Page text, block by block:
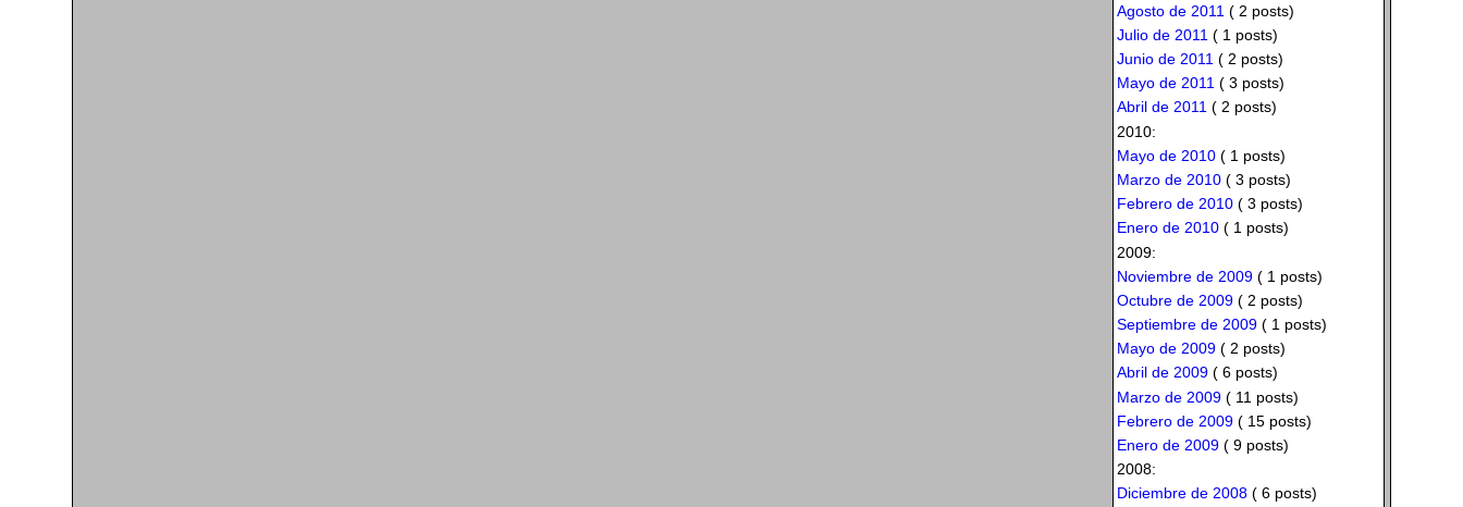
Agosto de 2011 ( 2 posts)
Julio de 2011 ( 1 posts)
Junio de 2011 ( 2 posts)
Mayo de 2011 ( 3 posts)
Abril de 2011( 2 posts)
2010:
Mayo de 2010( 1 posts)
Marzo de 2010( 3 posts)
Febrero de 2010( 3 posts)
Enero de 2010( 1 posts)
2009:
Noviembre de 2009( 1 posts)
Octubre de 2009( 2 posts)
Septiembre de 2009( 1 posts)
Mayo de 2009( 2 posts)
Abril de 2009( 6 posts)
Marzo de 2009( 11 posts)
Febrero de 2009( 15 posts)
Enero de 2009( 9 posts)
2008:
Diciembre de 2008( 6 posts)